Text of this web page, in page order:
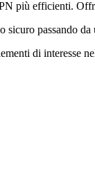
più efficienti.
sicuro passando
di interesse